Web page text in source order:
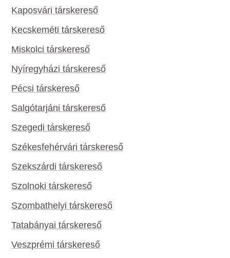
Kaposvári társkereső
Kecskeméti társkereső
Miskolci társkereső
Nyíregyházi társkereső
Pécsi társkereső
Salgótarjáni társkereső
Szegedi társkereső
Székesfehérvári társkereső
Szekszárdi társkereső
Szolnoki társkereső
Szombathelyi társkereső
Tatabányai társkereső
Veszprémi társkereső